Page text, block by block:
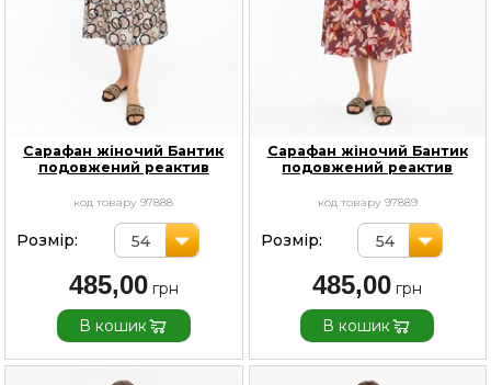
Сарафан жіночий Бантик
подовжений реактив
код товару 97888
Розмір: 54
485,00
В кошик
Сарафан жіночий Бантик
подовжений реактив
код товару 97889
Розмір: 54
485,00
В кошик